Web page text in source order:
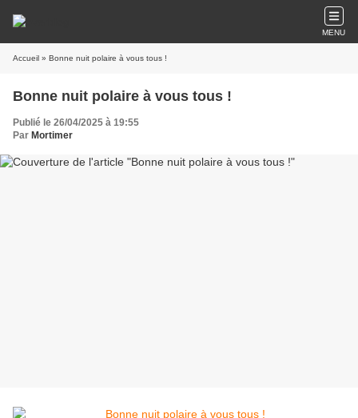
MENU
Accueil » Bonne nuit polaire à vous tous !
Bonne nuit polaire à vous tous !
Publié le 26/04/2025 à 19:55
Par Mortimer